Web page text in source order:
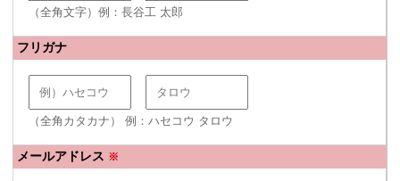
（全角文字）例：長谷工 太郎
フリガナ
（全角カタカナ） 例：ハセコウ タロウ
メールアドレス ※